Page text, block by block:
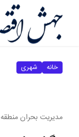
خانه شهری
مدیریت بحران منطقه ۸